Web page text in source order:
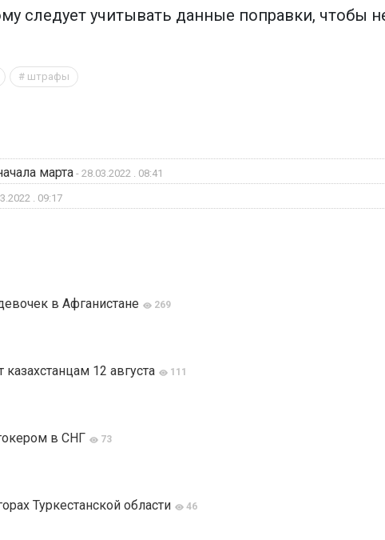
следует учитывать данные поправки, чтобы
штрафы
марта - 28.03.2022 . 08:41
. 09:17
в Афганистане 269
12 августа 111
в СНГ 73
Туркестанской области 46